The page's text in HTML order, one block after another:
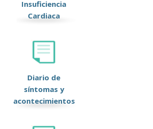
Insuficiencia
Cardiaca
Diario de
síntomas y
acontecimientos